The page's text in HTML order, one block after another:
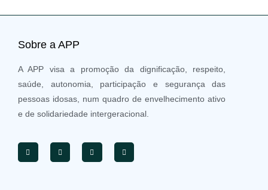
Sobre a APP
A APP visa a promoção da dignificação, respeito,
saúde, autonomia, participação e segurança das
pessoas idosas, num quadro de envelhecimento ativo
e de solidariedade intergeracional.